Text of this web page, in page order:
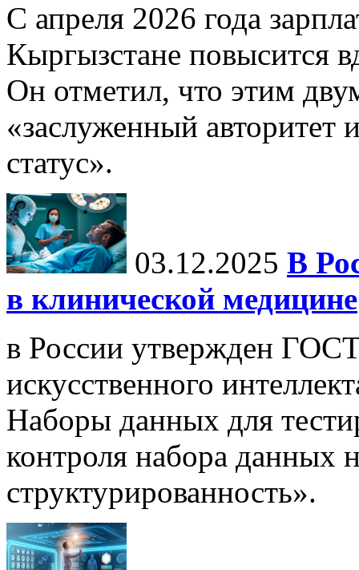
С апреля 2026 года
Кыргызстане повысится
Он отметил, что этим
«заслуженный
статус».
03.12.2025 В
в клинической медицине
в России утвержден
искусственного
Наборы данных для
контроля набора данных
структурированность».